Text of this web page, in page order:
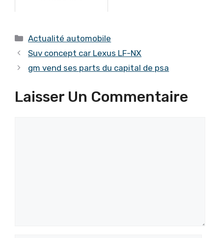
Catégories
Actualité automobile
Suv concept car Lexus LF-NX
gm vend ses parts du capital de psa
Laisser Un Commentaire